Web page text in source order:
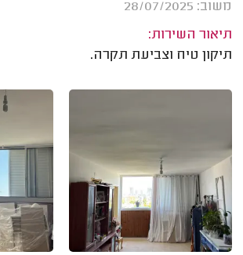
משוב: 28/07/2025
תיאור השירות:
תיקון טיח וצביעת תקרה.